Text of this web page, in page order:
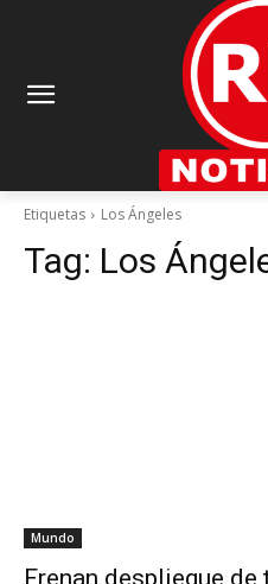
Etiquetas Los Ángeles
Tag: Los
Mundo
Frenan despliegue